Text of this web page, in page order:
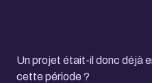
Un projet était-il donc déjà
cette période ?